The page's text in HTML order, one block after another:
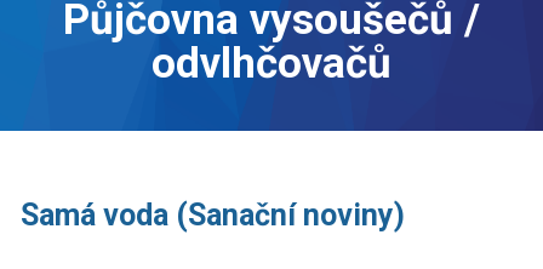
Půjčovna vysoušečů /
odvlhčovačů
Samá voda (Sanační noviny)